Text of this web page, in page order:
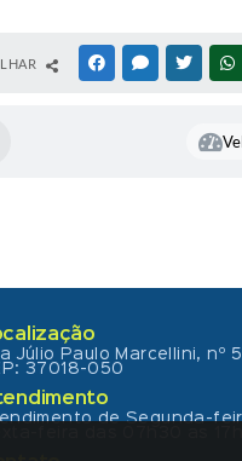
FACEBOOKMESSENGER
Júlio Paulo Marcellini, nº
37018-050
de Segunda-